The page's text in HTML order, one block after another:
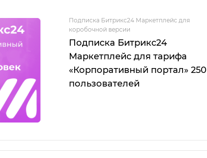
Подписка Битрикс24 Маркетплейс для
коробочной версии
Подписка Битрикс24
Маркетплейс для тарифа
«Корпоративный портал» 250
пользователей